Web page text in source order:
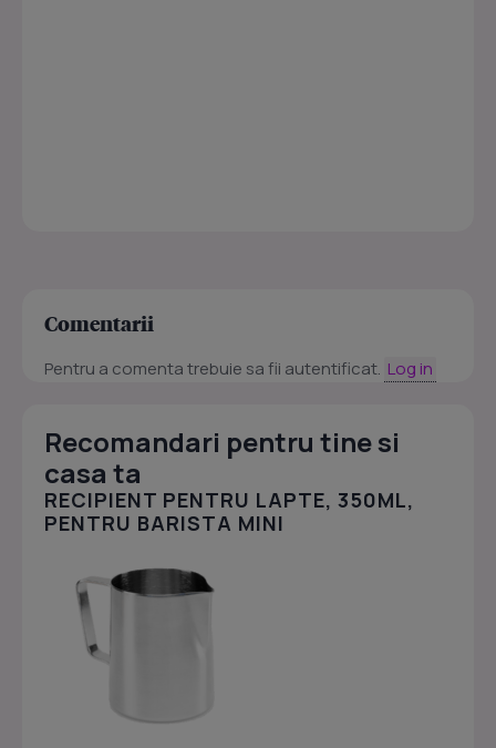
Comentarii
Pentru a comenta trebuie sa fii autentificat. Log in
Recomandari pentru tine si
casa ta
RECIPIENT PENTRU LAPTE, 350ML,
PENTRU BARISTA MINI